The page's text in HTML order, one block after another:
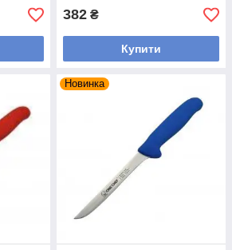
382 ₴
Купити
Новинка